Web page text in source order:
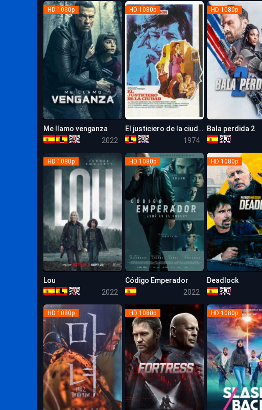
HD 1080p
Me llamo venganza
2022
HD 1080p
El justiciero de la ciudad
1974
HD 1080p
Bala perdida 2
HD 1080p
Lou
2022
HD 1080p
Código Emperador
2022
HD 1080p
Deadlock
HD 1080p HD 1080p HD 1080p